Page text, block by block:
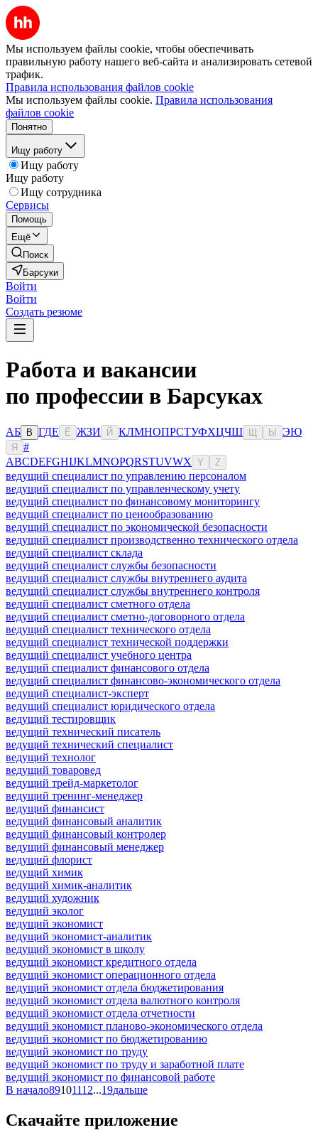
Мы используем файлы cookie, чтобы обеспечивать
правильную работу нашего веб-сайта и анализировать сетевой
трафик.
Правила использования файлов cookie
Мы используем файлы cookie. Правила использования
файлов cookie
Понятно
Ищу работу
Ищу работу
Ищу работу
Ищу сотрудника
Сервисы
Помощь
Ещё
Поиск
Барсуки
Войти
Войти
Создать резюме
Работа и вакансии
по профессии в Барсуках
АБ В ГДЕ Ё ЖЗИ Й КЛМНОПРСТУФХЦЧШ Ы ЭЮ
Я
#
ABCDEFGHIJKLMNOPQRSTUVWX Y Z
ведущий специалист по управлению персоналом
ведущий специалист по управленческому учету
ведущий специалист по финансовому мониторингу
ведущий специалист по ценообразованию
ведущий специалист по экономической безопасности
ведущий специалист производственно технического отдела
ведущий специалист склада
ведущий специалист службы безопасности
ведущий специалист службы внутреннего аудита
ведущий специалист службы внутреннего контроля
ведущий специалист сметного отдела
ведущий специалист сметно-договорного отдела
ведущий специалист технического отдела
ведущий специалист технической поддержки
ведущий специалист учебного центра
ведущий специалист финансового отдела
ведущий специалист финансово-экономического отдела
ведущий специалист-эксперт
ведущий специалист юридического отдела
ведущий тестировщик
ведущий технический писатель
ведущий технический специалист
ведущий технолог
ведущий товаровед
ведущий трейд-маркетолог
ведущий тренинг-менеджер
ведущий финансист
ведущий финансовый аналитик
ведущий финансовый контролер
ведущий финансовый менеджер
ведущий флорист
ведущий химик
ведущий химик-аналитик
ведущий художник
ведущий эколог
ведущий экономист
ведущий экономист-аналитик
ведущий экономист в школу
ведущий экономист кредитного отдела
ведущий экономист операционного отдела
ведущий экономист отдела бюджетирования
ведущий экономист отдела валютного контроля
ведущий экономист отдела отчетности
ведущий экономист планово-экономического отдела
ведущий экономист по бюджетированию
ведущий экономист по труду
ведущий экономист по труду и заработной плате
ведущий экономист по финансовой работе
В начало89101112...19дальше
Скачайте приложение